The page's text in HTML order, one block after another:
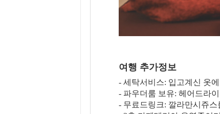
여행 추가정보
- 세탁서비스: 입고계신 옷
- 파우더룸 보유: 헤어드라
- 무료드링크: 깔라만시쥬